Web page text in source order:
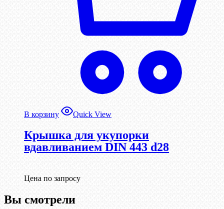
В корзину Quick View
Крышка для укупорки
вдавливанием DIN 443 d28
Цена по запросу
Вы смотрели